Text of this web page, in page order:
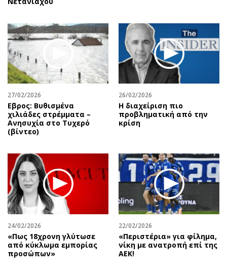
27/02/2026
Εβρος: Βυθισμένα
χιλιάδες στρέμματα –
Ανησυχία στο Τυχερό
(βίντεο)
26/02/2026
Η διαχείριση πιο
προβληματική από την
κρίση
24/02/2026
«Πως 18χρονη γλύτωσε
από κύκλωμα εμπορίας
προσώπων»
22/02/2026
«Περιστέρια» για φίλημα,
νίκη με ανατροπή επί της
ΑΕΚ!